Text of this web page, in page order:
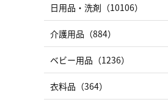
日用品・洗剤（10106）
介護用品（884）
ベビー用品（1236）
衣料品（364）